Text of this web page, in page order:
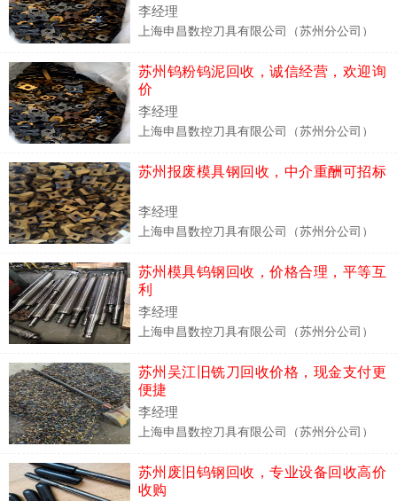
李经理
上海申昌数控刀具有限公司（苏州分公司）
苏州钨粉钨泥回收，诚信经营，欢迎询
价
李经理
上海申昌数控刀具有限公司（苏州分公司）
苏州报废模具钢回收，中介重酬可招标
李经理
上海申昌数控刀具有限公司（苏州分公司）
苏州模具钨钢回收，价格合理，平等互
利
李经理
上海申昌数控刀具有限公司（苏州分公司）
苏州吴江旧铣刀回收价格，现金支付更
便捷
李经理
上海申昌数控刀具有限公司（苏州分公司）
苏州废旧钨钢回收，专业设备回收高价
收购